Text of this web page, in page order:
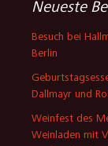
Neueste
Besuch bei
Berlin
Dallmayr und
Weinfest des
Weinladen mit